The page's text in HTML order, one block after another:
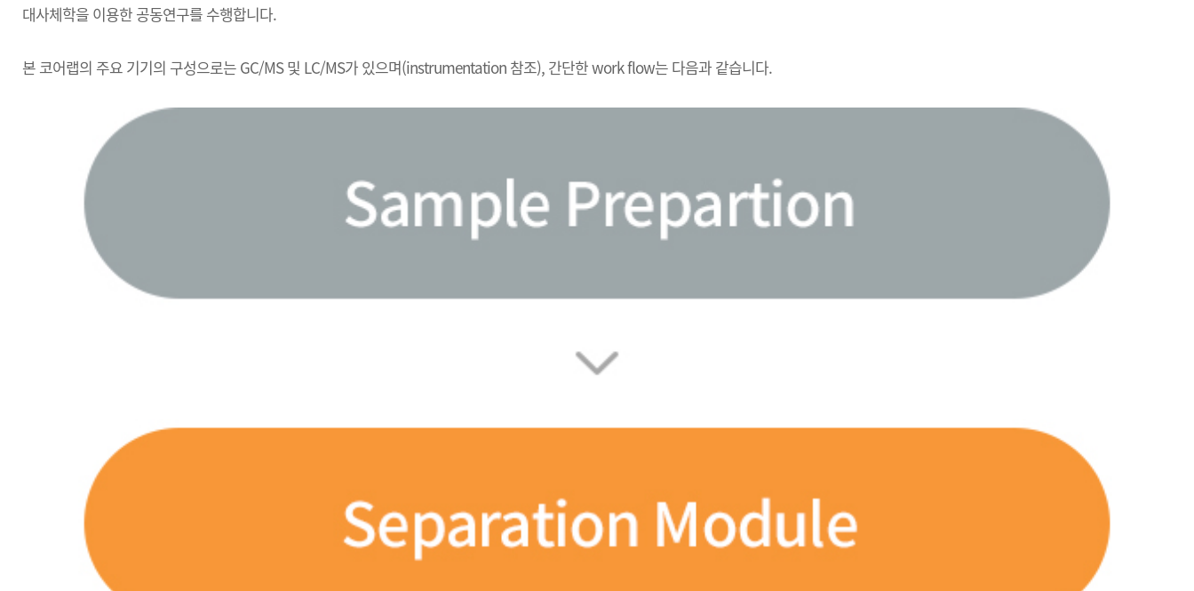
대사체학을 이용한 공동연구를 수행합니다.
본 코어랩의 주요 기기의 구성으로는 GC/MS 및 LC/MS가 있으며(instrumentation 참조), 간단한 work flow는 다음과 같습니다.